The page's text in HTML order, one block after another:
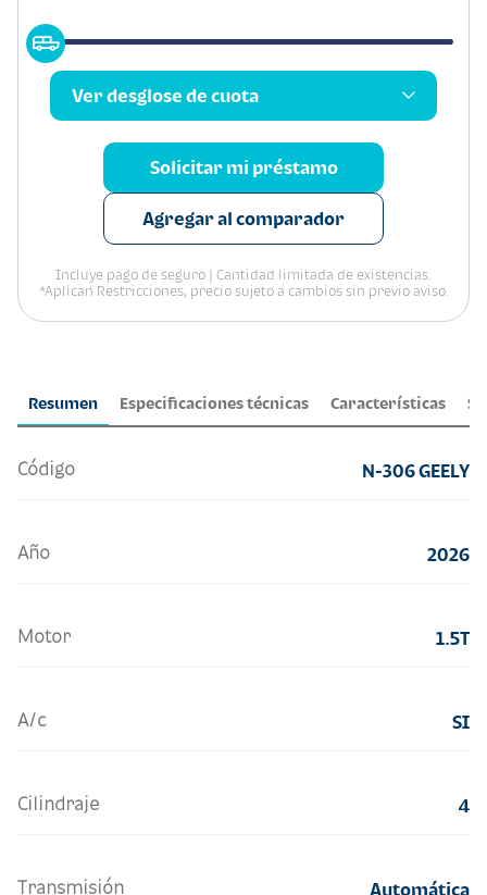
Resumen Especificaciones técnicas Características
Código N-306 GEELY
Año 2026
Motor 1.5T
A/c SI
Cilindraje 4
Transmisión Automática
Ver desglose de cuota
Solicitar mi préstamo
Agregar al comparador
Incluye pago de seguro | Cantidad limitada de existencias.
*Aplican Restricciones, precio sujeto a cambios sin previo aviso.